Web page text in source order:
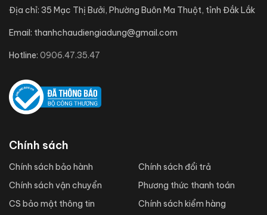
Địa chỉ: 35 Mạc Thị Bưởi, Phường Buôn Ma Thuột, tỉnh Đắk Lắk
Email: thanhchaudiengiadung@gmail.com
Hotline: 0906.47.35.47
Chính sách
Chính sách bảo hành
Chính sách vận chuyển
CS bảo mật thông tin
Chính sách đổi trả
Phương thức thanh toán
Chính sách kiểm hàng